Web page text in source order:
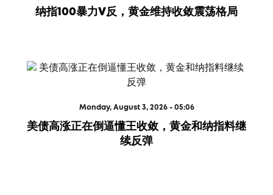
纳指100暴力V反，黄金维持收敛震荡格局
Monday, August 3, 2026 - 05:06
美债高涨正在倒逼懂王收敛，黄金和纳指料继
续反弹